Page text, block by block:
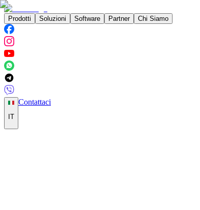
Prodotti Soluzioni Software Partner Chi Siamo
IT
Contattaci